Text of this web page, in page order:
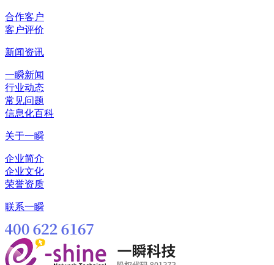
合作客户
客户评价
新闻资讯
一瞬新闻
行业动态
常见问题
信息化百科
关于一瞬
企业简介
企业文化
荣誉资质
联系一瞬